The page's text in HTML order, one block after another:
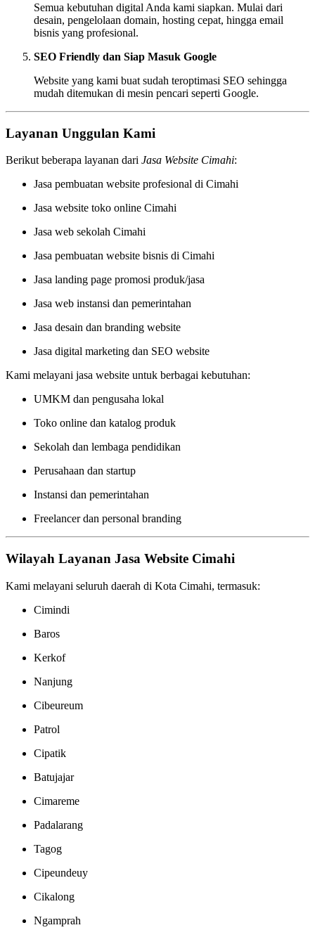
Semua kebutuhan digital Anda kami siapkan. Mulai dari
desain, pengelolaan domain, hosting cepat, hingga email
bisnis yang profesional.
SEO Friendly dan Siap Masuk Google
Website yang kami buat sudah teroptimasi SEO sehingga
mudah ditemukan di mesin pencari seperti Google.
Layanan Unggulan Kami
Berikut beberapa layanan dari Jasa Website Cimahi:
Jasa pembuatan website profesional di Cimahi
Jasa website toko online Cimahi
Jasa web sekolah Cimahi
Jasa pembuatan website bisnis di Cimahi
Jasa landing page promosi produk/jasa
Jasa web instansi dan pemerintahan
Jasa desain dan branding website
Jasa digital marketing dan SEO website
Kami melayani jasa website untuk berbagai kebutuhan:
UMKM dan pengusaha lokal
Toko online dan katalog produk
Sekolah dan lembaga pendidikan
Perusahaan dan startup
Instansi dan pemerintahan
Freelancer dan personal branding
Wilayah Layanan Jasa Website Cimahi
Kami melayani seluruh daerah di Kota Cimahi, termasuk:
Cimindi
Baros
Kerkof
Nanjung
Cibeureum
Patrol
Cipatik
Batujajar
Cimareme
Padalarang
Tagog
Cipeundeuy
Cikalong
Ngamprah